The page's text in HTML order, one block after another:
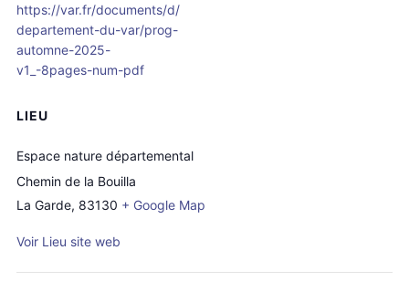
https://var.fr/documents/d/
departement-du-var/prog-
automne-2025-
v1_-8pages-num-pdf
LIEU
Espace nature départemental
Chemin de la Bouilla
La Garde, 83130 + Google Map
Voir Lieu site web